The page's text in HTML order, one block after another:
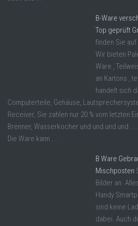
B-Ware
Top geprüft
finden Sie
Wir bieten
Ware ,
an Kartons ,
handelt sich
Computerteile, Gehäuse,
Receiver, Sie zahlen nur 20 % vom letzten
Brenner, Wasserkocher und und und und
Die Ware kann ...
B Ware
Mischposten
Bilder an.
Handy
sind keine
dabei. Auch